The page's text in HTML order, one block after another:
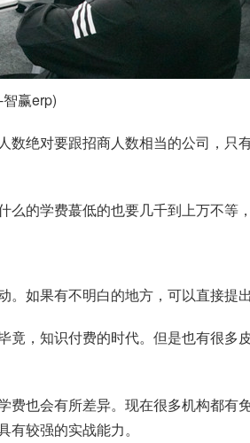
赢erp)
绝对要跟招商人数相当的公司，
的学费蕞低的也要几千到上万不等
如果有不明白的地方，可以直接提
，知识付费的时代。但是也有很
也会有所差异。现在很多机构都
较强的实战能力。